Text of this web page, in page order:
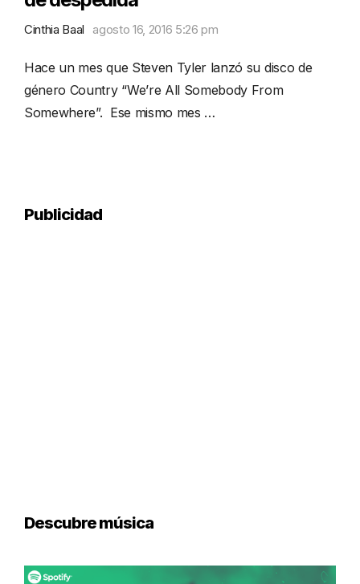
Cinthia Baal agosto 16, 2016 5:26 pm
Hace un mes que Steven Tyler lanzó su disco de
género Country “We’re All Somebody From
Somewhere”. Ese mismo mes …
Publicidad
Descubre música